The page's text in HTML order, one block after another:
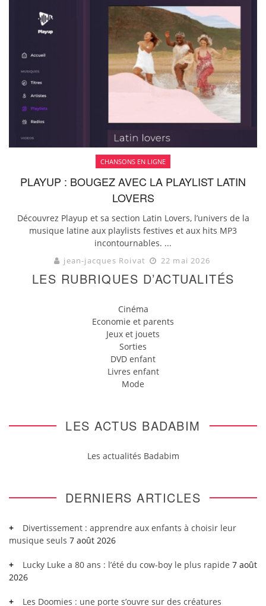
CHANSONS EN LIGNE
PLAYUP : BOUGEZ AVEC LA PLAYLIST LATIN
LOVERS
Découvrez Playup et sa section Latin Lovers, l’univers de la
musique latine aux playlists festives et aux hits MP3
incontournables. ...
jean-jacques Roivat 22 mai 2026
LES RUBRIQUES D’ACTUALITÉS
Cinéma
Economie et parents
Jeux et jouets
Sorties
DVD enfant
Livres enfant
Mode
LES ACTUS BADABIM
Les actualités Badabim
DERNIERS ARTICLES
Divertissement : apprendre aux enfants à choisir leur
musique seuls 7 août 2026
Lucky Luke a 80 ans : l’été du cow-boy le plus rapide 7 août
2026
Les Doomies : une porte s’ouvre sur des créatures